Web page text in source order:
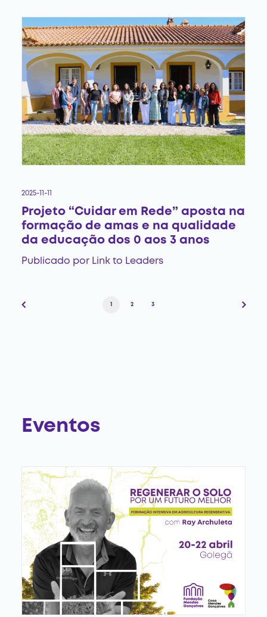
2025-11-11
Projeto “Cuidar em Rede” aposta na
formação de amas e na qualidade
da educação dos 0 aos 3 anos
Publicado por Link to Leaders
1 2 3
Eventos